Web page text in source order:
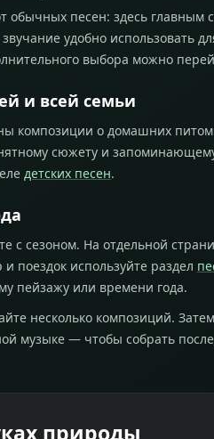
обычных песен: здесь
удобно использовать
выбора можно
и всей семьи
композиции о домашних
сюжету и
детских песен.
с сезоном. На отдельной
поездок используйте раздел
пейзажу или времени года.
несколько композиций.
музыке — чтобы собрать
природы